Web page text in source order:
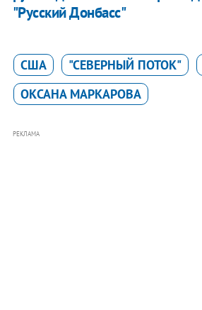
"Русский Донбасс"
США "СЕВЕРНЫЙ ПОТОК"
ОКСАНА МАРКАРОВА
РЕКЛАМА